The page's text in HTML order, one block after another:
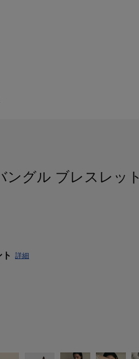
ングル ブレスレット
詳細